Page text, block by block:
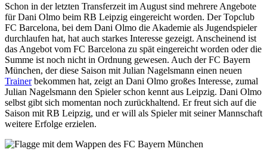
Schon in der letzten Transferzeit im August sind mehrere Angebote
für Dani Olmo beim RB Leipzig eingereicht worden. Der Topclub
FC Barcelona, bei dem Dani Olmo die Akademie als Jugendspieler
durchlaufen hat, hat auch starkes Interesse gezeigt. Anscheinend ist
das Angebot vom FC Barcelona zu spät eingereicht worden oder die
Summe ist noch nicht in Ordnung gewesen. Auch der FC Bayern
München, der diese Saison mit Julian Nagelsmann einen neuen
Trainerbekommen hat, zeigt an Dani Olmo großes Interesse, zumal
Julian Nagelsmann den Spieler schon kennt aus Leipzig. Dani Olmo
selbst gibt sich momentan noch zurückhaltend. Er freut sich auf die
Saison mit RB Leipzig, und er will als Spieler mit seiner Mannschaft
weitere Erfolge erzielen.